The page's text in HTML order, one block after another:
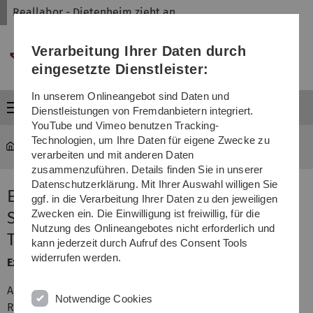
Direkt
Direkt
Direkt
(Sprache,
Drucken,
Media)
Direkt
Direkt
Reallabor - Dietenheim zieht an
Menü
Reallabor - Dietenheim zieht an ... Experten Workshop
Expertenworkshop "Empirische
Studien zum nachhaltigen
Textilkonsum"
Expertenworkshop am 1. Oktober 2015
Am Donnerstag, den 01.Oktober 2015 veranstaltete das
Reallabor einen Expertenworkshop zum Thema
Verarbeitung Ihrer Daten durch
eingesetzte Dienstleister:
In unserem Onlineangebot sind Daten und
Dienstleistungen von Fremdanbietern integriert.
YouTube und Vimeo benutzen Tracking-
Technologien, um Ihre Daten für eigene Zwecke zu
verarbeiten und mit anderen Daten
zusammenzuführen. Details finden Sie in unserer
Datenschutzerklärung. Mit Ihrer Auswahl willigen Sie
ggf. in die Verarbeitung Ihrer Daten zu den jeweiligen
Zwecken ein. Die Einwilligung ist freiwillig, für die
Nutzung des Onlineangebotes nicht erforderlich und
kann jederzeit durch Aufruf des Consent Tools
widerrufen werden.
Notwendige Cookies